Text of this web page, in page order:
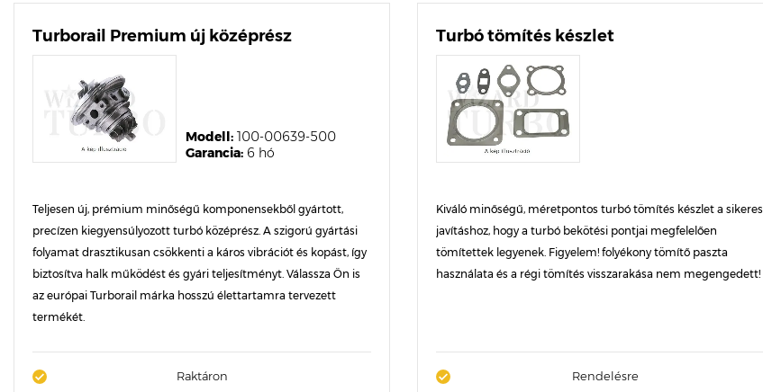
Turborail Premium új középrész
Garancia: 6 hó
Modell: 100-00639-500
Teljesen új, prémium minőségű komponensekből gyártott,
precízen kiegyensúlyozott turbó középrész. A szigorú gyártási
folyamat drasztikusan csökkenti a káros vibrációt és kopást, így
biztosítva halk működést és gyári teljesítményt. Válassza Ön is
az európai Turborail márka hosszú élettartamra tervezett
termékét.
Raktáron
Turbó tömítés készlet
Kiváló minőségű, méretpontos turbó tömítés készlet a sikeres
javításhoz, hogy a turbó bekötési pontjai megfelelően
tömítettek legyenek. Figyelem! folyékony tömítő paszta
használata és a régi tömítés visszarakása nem megengedett!
Rendelésre